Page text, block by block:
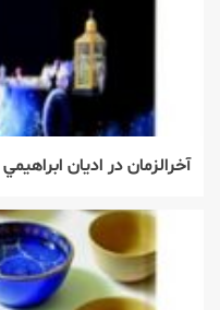
آخرالزمان در اديان ابراهيمي